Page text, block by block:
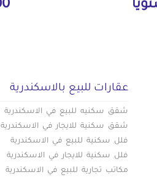
عقارات للبيع بالاسكندرية
شقق سكنيه للبيع في الاسكندرية
شقق سكنية للايجار في الاسكندرية
فلل سكنية للبيع في الاسكندرية
فلل سكنية للايجار في الاسكندرية
مكاتب تجارية للبيع في الاسكندرية